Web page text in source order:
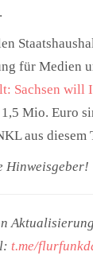
für Medien
Sachsen will
Mio. Euro
aus
Hinweisgeber!
t.me/